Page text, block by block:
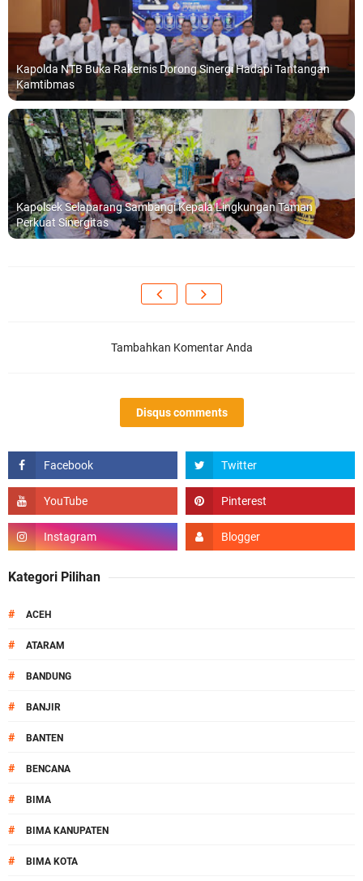
Kapolda NTB Buka Rakernis Dorong Sinergi Hadapi Tantangan
Kamtibmas
Kapolsek Selaparang Sambangi Kepala Lingkungan Taman
Perkuat Sinergitas
Tambahkan Komentar Anda
Disqus comments
Kategori Pilihan
# ACEH
# ATARAM
# BANDUNG
# BANJIR
# BANTEN
# BENCANA
# BIMA
# BIMA KANUPATEN
# BIMA KOTA